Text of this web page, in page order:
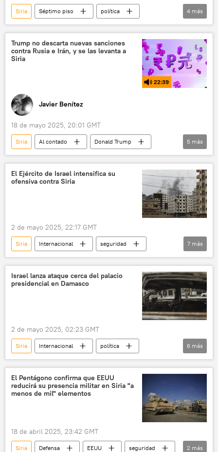
Siria Séptimo piso
política
Azerbaiyán
Moscú
Kremlin
Donald Trump
4 más
Trump no descarta nuevas sanciones
contra Rusia e Irán, y se las levanta a
Siria
22:39
Javier Benítez
18 de mayo 2025, 20:01 GMT
Siria Al contado
Donald Trump
sanciones
EEUU
Irán
Rusia
política
5 más
El Ejército de Israel intensifica su
ofensiva contra Siria
2 de mayo 2025, 22:17 GMT
Siria Internacional
seguridad
Benjamín Netanyahu
Israel Katz
Israel
Damasco
🛡️ Zonas de conflicto
7 más
Israel lanza ataque cerca del palacio
presidencial en Damasco
2 de mayo 2025, 02:23 GMT
Siria Internacional
política
Benjamín Netanyahu
Israel Katz
Damasco
Israel
🌍 Oriente Medio
🛡️ Zonas de conflicto
6 más
El Pentágono confirma que EEUU
reducirá su presencia militar en Siria "a
menos de mil" elementos
18 de abril 2025, 23:42 GMT
Siria Defensa EEUU
seguridad
2 más